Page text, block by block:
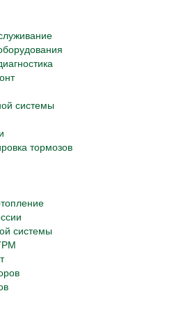
системы
тормозов
системы